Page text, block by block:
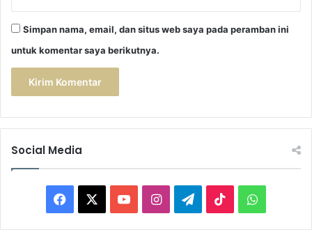
Simpan nama, email, dan situs web saya pada peramban ini
untuk komentar saya berikutnya.
Social Media
a
o
I
n
e
i
W
h